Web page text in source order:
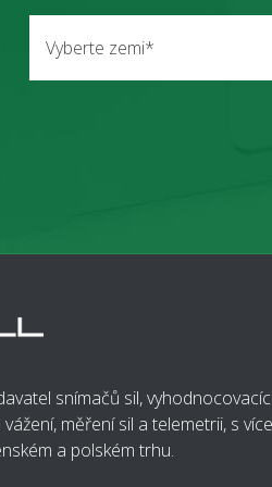
Vyberte zemi*
snímačů sil,
měření sil a telemetrii, s
a polském trhu.